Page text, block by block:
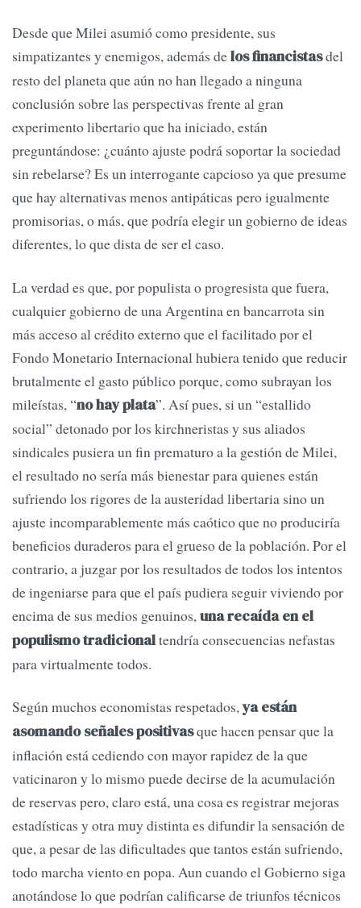
Desde que Milei asumió como presidente, sus
simpatizantes y enemigos, además delos financistasdel
resto del planeta que aún no han llegado a ninguna
conclusión sobre las perspectivas frente al gran
experimento libertario que ha iniciado, están
preguntándose: ¿cuánto ajuste podrá soportar la sociedad
sin rebelarse? Es un interrogante capcioso ya que presume
que hay alternativas menos antipáticas pero igualmente
promisorias, o más, que podría elegir un gobierno de ideas
diferentes, lo que dista de ser el caso.
La verdad es que, por populista o progresista que fuera,
cualquier gobierno de una Argentina en bancarrota sin
más acceso al crédito externo que el facilitado por el
Fondo Monetario Internacional hubiera tenido que reducir
brutalmente el gasto público porque, como subrayan los
mileístas, “no hay plata”. Así pues, si un “estallido
social” detonado por los kirchneristas y sus aliados
sindicales pusiera un fin prematuro a la gestión de Milei,
el resultado no sería más bienestar para quienes están
sufriendo los rigores de la austeridad libertaria sino un
ajuste incomparablemente más caótico que no produciría
beneficios duraderos para el grueso de la población. Por el
contrario, a juzgar por los resultados de todos los intentos
de ingeniarse para que el país pudiera seguir viviendo por
encima de sus medios genuinos,una recaída en el
populismo tradicionaltendría consecuencias nefastas
para virtualmente todos.
Según muchos economistas respetados,ya están
asomando señales positivasque hacen pensar que la
inflación está cediendo con mayor rapidez de la que
vaticinaron y lo mismo puede decirse de la acumulación
de reservas pero, claro está, una cosa es registrar mejoras
estadísticas y otra muy distinta es difundir la sensación de
que, a pesar de las dificultades que tantos están sufriendo,
todo marcha viento en popa. Aun cuando el Gobierno siga
anotándose lo que podrían calificarse de triunfos técnicos